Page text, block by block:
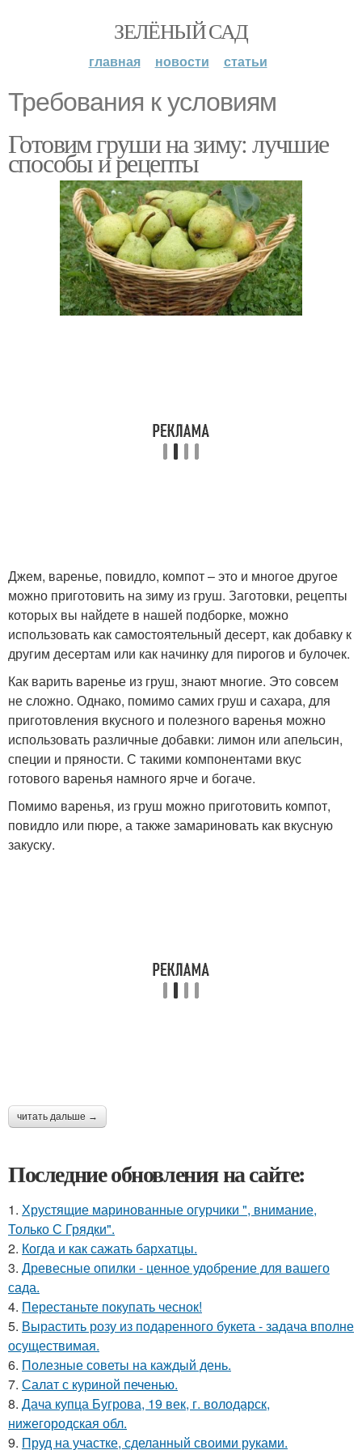
ЗЕЛЁНЫЙ САД
главная новости статьи
Требования к условиям
Готовим груши на зиму: лучшие
способы и рецепты
Джем, варенье, повидло, компот – это и многое другое
можно приготовить на зиму из груш. Заготовки, рецепты
которых вы найдете в нашей подборке, можно
использовать как самостоятельный десерт, как добавку к
другим десертам или как начинку для пирогов и булочек.
Как варить варенье из груш, знают многие. Это совсем
не сложно. Однако, помимо самих груш и сахара, для
приготовления вкусного и полезного варенья можно
использовать различные добавки: лимон или апельсин,
специи и пряности. С такими компонентами вкус
готового варенья намного ярче и богаче.
Помимо варенья, из груш можно приготовить компот,
повидло или пюре, а также замариновать как вкусную
закуску.
читать дальше →
Последние обновления на сайте:
1. Хрустящие маринованные огурчики ", внимание,
Только С Грядки".
2. Когда и как сажать бархатцы.
3. Древесные опилки - ценное удобрение для вашего
сада.
4. Перестаньте покупать чеснок!
5. Вырастить розу из подаренного букета - задача вполне
осуществимая.
6. Полезные советы на каждый день.
7. Салат с куриной печенью.
8. Дача купца Бугрова, 19 век, г. володарск,
нижегородская обл.
9. Пруд на участке, сделанный своими руками.